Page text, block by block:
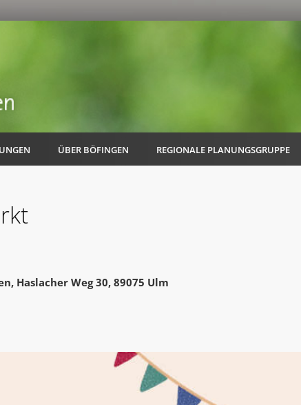
ÜBER BÖFINGEN REGIONALE PLANUNGSGRUPPE
Haslacher Weg 30, 89075 Ulm